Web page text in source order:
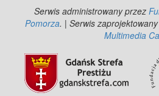
Serwis administrowany przez
Pomorza. | Serwis
Multimedia